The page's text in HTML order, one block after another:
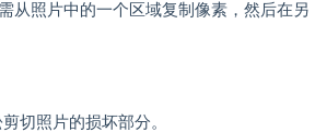
从照片中的一个区域复制像素，然后在另
切照片的损坏部分。